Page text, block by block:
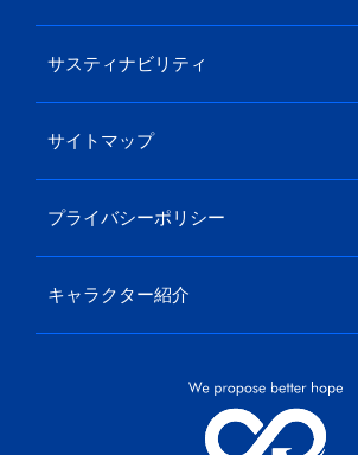
サスティナビリティ
サイトマップ
プライバシーポリシー
キャラクター紹介